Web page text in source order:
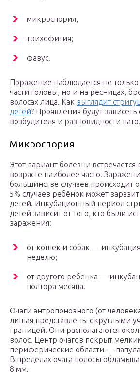
микроспория;
трихофития;
фавус.
Поражение наблюдается не только
части головы, но и на ресницах,
волосах лица. Как выглядит
детей? Проявления будут зависеть
возбудителя и разновидности
Микроспория
Этот вариант болезни встречается
возрасте наиболее часто.
большинстве случаев происходит
5% случаев ребёнок может
детей. Инкубационный период
детей зависит от того, кто были
заражения:
от кошек и собак — инкубация
неделю;
от другого ребёнка —
полтора месяца.
Очаги антропонозного (от
лишая представлены округлыми
границей. Они располагаются
волос. Центр очагов покрыт
периферические области —
В пределах очага волосы
8 мм.